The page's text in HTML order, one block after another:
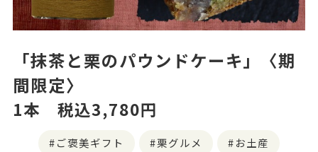
「抹茶と栗のパウンドケーキ」〈期
間限定〉
1本 税込3,780円
ご褒美ギフト 栗グルメ お土産